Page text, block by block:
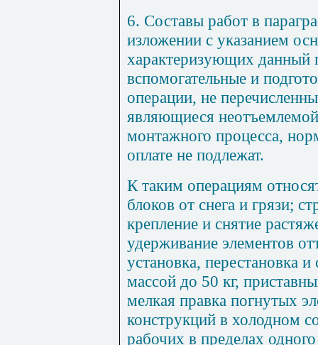
6. Составы работ в
изложении с указанием
характеризующих данный
вспомогательные и
операции, не
являющиеся
монтажного процесса,
оплате не подлежат.
К таким операциям
блоков от снега и грязи;
крепление и снятие
удерживание элементов
установка, перестановка
массой до 50 кг,
мелкая правка погнутых
конструкций в холодном
рабочих в пределах